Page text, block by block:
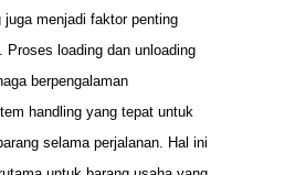
juga menjadi faktor penting
Proses loading dan unloading
berpengalaman
handling yang tepat untuk
selama perjalanan. Hal ini